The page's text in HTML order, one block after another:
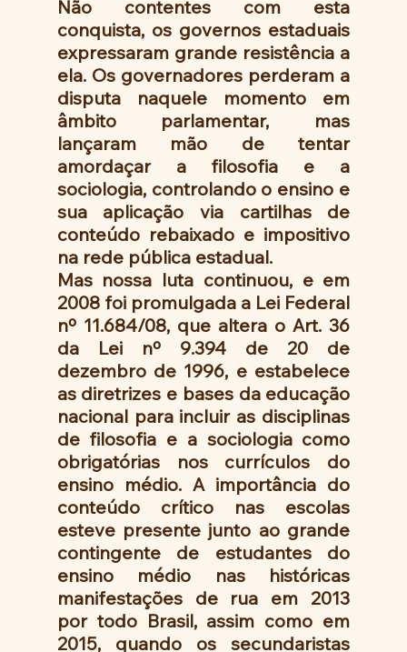
Não contentes com esta
conquista, os governos estaduais
expressaram grande resistência a
ela. Os governadores perderam a
disputa naquele momento em
âmbito parlamentar, mas
lançaram mão de tentar
amordaçar a filosofia e a
sociologia, controlando o ensino e
sua aplicação via cartilhas de
conteúdo rebaixado e impositivo
na rede pública estadual.
Mas nossa luta continuou, e em
2008 foi promulgada a Lei Federal
nº 11.684/08, que altera o Art. 36
da Lei nº 9.394 de 20 de
dezembro de 1996, e estabelece
as diretrizes e bases da educação
nacional para incluir as disciplinas
de filosofia e a sociologia como
obrigatórias nos currículos do
ensino médio. A importância do
conteúdo crítico nas escolas
esteve presente junto ao grande
contingente de estudantes do
ensino médio nas históricas
manifestações de rua em 2013
por todo Brasil, assim como em
2015, quando os secundaristas